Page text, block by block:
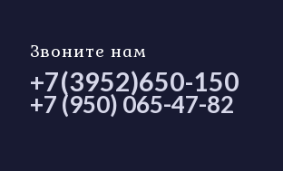
Звоните нам
+7(3952)650-150
+7 (950) 065-47-82